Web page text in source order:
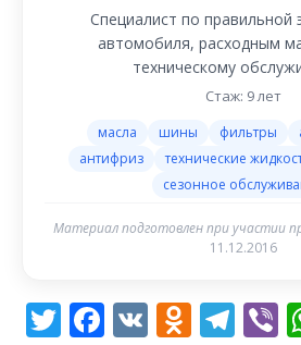
Специалист по правильной
автомобиля, расходным
техническому
Стаж: 9 лет
масла шины фильтры
антифриз
технические
сезонное
Материал подготовлен при участии
11.12.2016
Twitter
Facebook
VK